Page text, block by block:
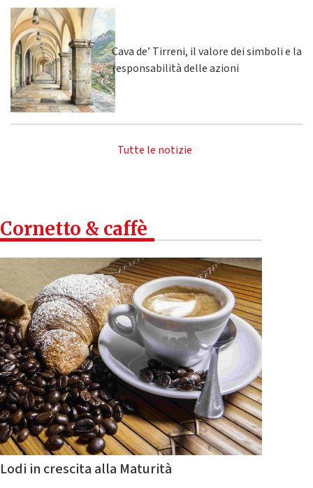
Cava de’ Tirreni, il valore dei simboli e la
responsabilità delle azioni
Tutte le notizie
Cornetto & caffè
Lodi in crescita alla Maturità